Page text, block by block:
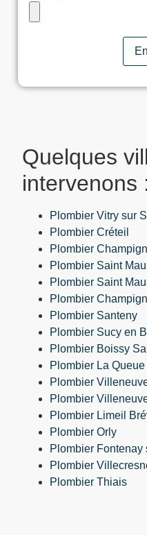
Quelques
intervenons :
Plombier Vitry sur
Plombier Créteil
Plombier
Plombier Saint
Plombier Saint
Plombier
Plombier Santeny
Plombier Sucy en
Plombier Boissy
Plombier La
Plombier
Plombier
Plombier Limeil
Plombier Orly
Plombier Fontenay
Plombier
Plombier Thiais